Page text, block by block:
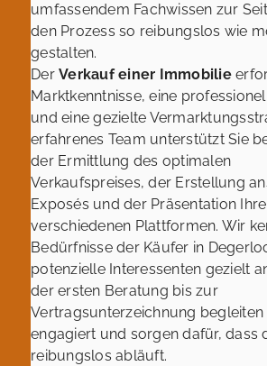
umfassendem Fachwissen zur
den Prozess so reibungslos wie
gestalten.
DerVerkauf einer Immobilie
Marktkenntnisse, eine
und eine gezielte
erfahrenes Team unterstützt Sie
der Ermittlung des optimalen
Verkaufspreises, der Erstellung
Exposés und der Präsentation
verschiedenen Plattformen. Wir
Bedürfnisse der Käufer in
potenzielle Interessenten gezielt
der ersten Beratung bis zur
Vertragsunterzeichnung begleiten
engagiert und sorgen dafür, dass
reibungslos abläuft.